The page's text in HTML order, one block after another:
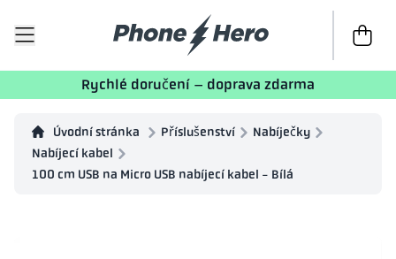
K
Rychlé doručení – doprava zdarma
Úvodní stránka Příslušenství
Nabíječky
Nabíjecí kabel
100 cm USB na Micro USB nabíjecí kabel - Bílá